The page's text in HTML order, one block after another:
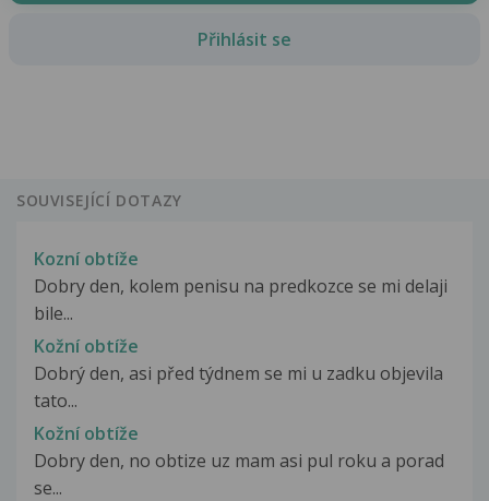
Přihlásit se
SOUVISEJÍCÍ DOTAZY
Kozní obtíže
Dobry den, kolem penisu na predkozce se mi delaji
bile...
Kožní obtíže
Dobrý den, asi před týdnem se mi u zadku objevila
tato...
Kožní obtíže
Dobry den, no obtize uz mam asi pul roku a porad
se...